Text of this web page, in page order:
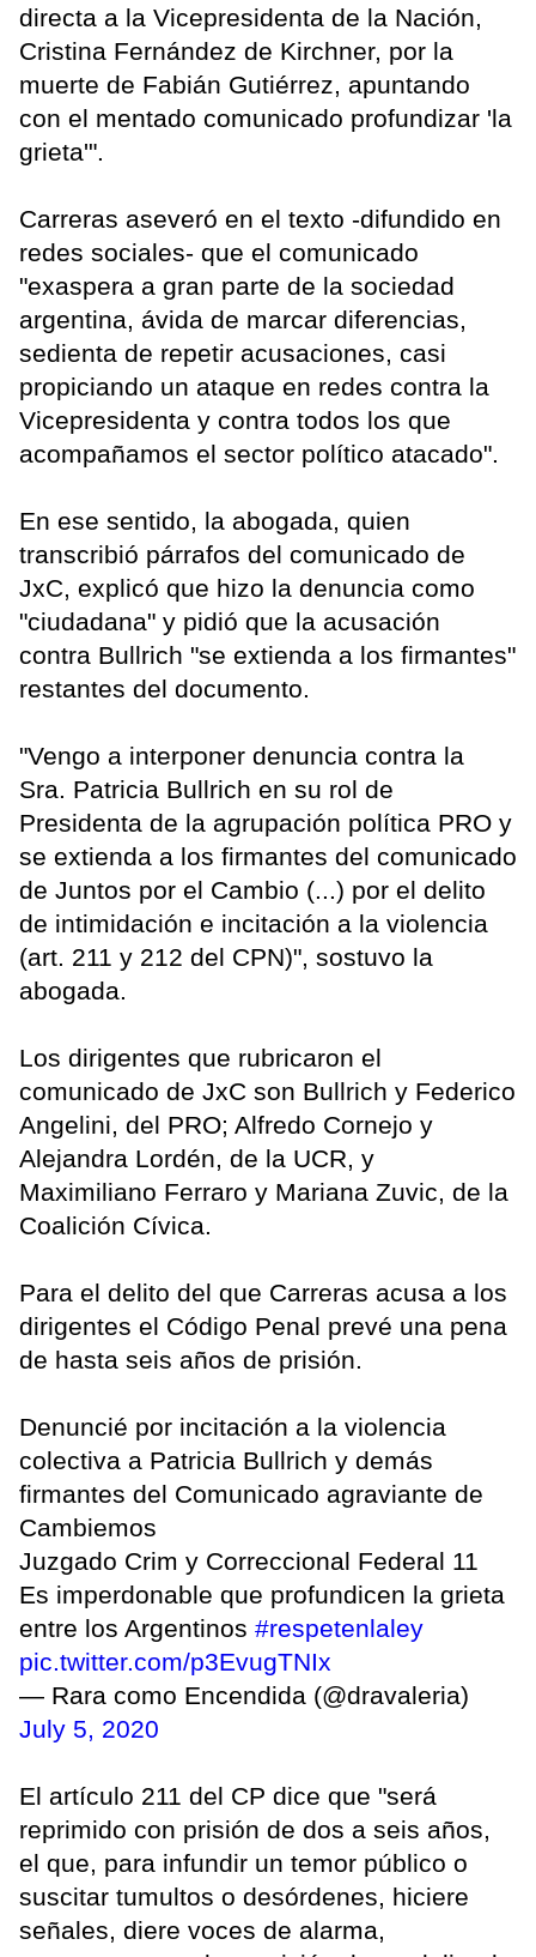
directa a la Vicepresidenta de la Nación,
Cristina Fernández de Kirchner, por la
muerte de Fabián Gutiérrez, apuntando
con el mentado comunicado profundizar 'la
grieta'".
Carreras aseveró en el texto -difundido en
redes sociales- que el comunicado
"exaspera a gran parte de la sociedad
argentina, ávida de marcar diferencias,
sedienta de repetir acusaciones, casi
propiciando un ataque en redes contra la
Vicepresidenta y contra todos los que
acompañamos el sector político atacado".
En ese sentido, la abogada, quien
transcribió párrafos del comunicado de
JxC, explicó que hizo la denuncia como
"ciudadana" y pidió que la acusación
contra Bullrich "se extienda a los firmantes"
restantes del documento.
"Vengo a interponer denuncia contra la
Sra. Patricia Bullrich en su rol de
Presidenta de la agrupación política PRO y
se extienda a los firmantes del comunicado
de Juntos por el Cambio (...) por el delito
de intimidación e incitación a la violencia
(art. 211 y 212 del CPN)", sostuvo la
abogada.
Los dirigentes que rubricaron el
comunicado de JxC son Bullrich y Federico
Angelini, del PRO; Alfredo Cornejo y
Alejandra Lordén, de la UCR, y
Maximiliano Ferraro y Mariana Zuvic, de la
Coalición Cívica.
Para el delito del que Carreras acusa a los
dirigentes el Código Penal prevé una pena
de hasta seis años de prisión.
Denuncié por incitación a la violencia
colectiva a Patricia Bullrich y demás
firmantes del Comunicado agraviante de
Cambiemos
Juzgado Crim y Correccional Federal 11
Es imperdonable que profundicen la grieta
entre los Argentinos #respetenlaley
pic.twitter.com/p3EvugTNIx
— Rara como Encendida (@dravaleria)
July 5, 2020
El artículo 211 del CP dice que "será
reprimido con prisión de dos a seis años,
el que, para infundir un temor público o
suscitar tumultos o desórdenes, hiciere
señales, diere voces de alarma,